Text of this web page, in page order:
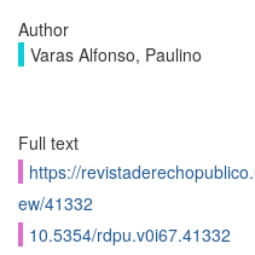
Author
Varas Alfonso, Paulino
Full text
https://
ew/41332
10.5354/rdpu.v0i67.41332